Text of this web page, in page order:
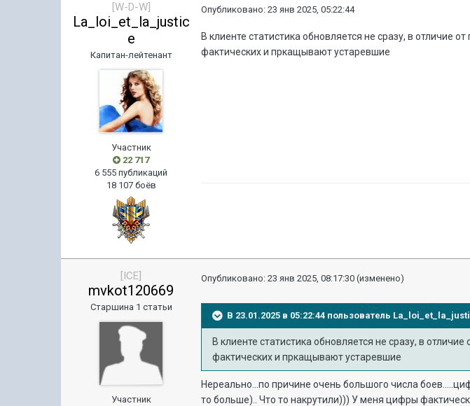
[W-D-W]
La_loi_et_la_justic
e
Капитан-лейтенант
Участник
22 717
6 555 публикаций
18 107 боёв
Опубликовано:23 янв 2025, 05:22:44
В клиенте статистика обновляется не сразу, в отличие
фактических и пркащывают устаревшие
[ICE]
mvkot120669
Старшина 1 статьи
Участник
Опубликовано:23 янв 2025, 08:17:30 (изменено)
В 23.01.2025 в 05:22:44 пользователь
В клиенте статистика обновляется не сразу, в
фактических и пркащывают устаревшие
Нереально...по причине очень большого числа
то больше).. Что то накрутили))) У меня цифры